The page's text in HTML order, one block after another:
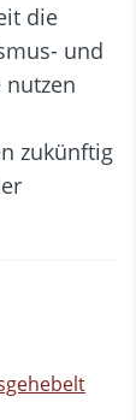
die
und
zukünftig